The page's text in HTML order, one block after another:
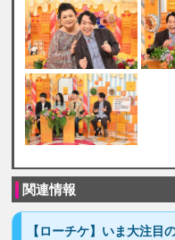
関連情報
【ローチケ】いま大注目